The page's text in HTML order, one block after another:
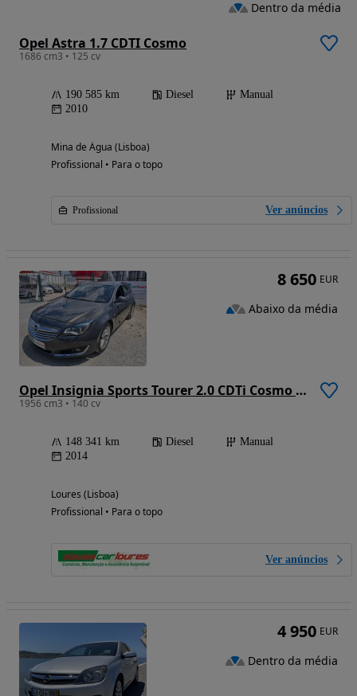
Opel Astra 1.7 CDTI Cosmo
1686 cm3 • 125 cv
190 585 km Diesel
Manual
2010
Mina de Água (Lisboa)
Profissional • Para o topo
Profissional Ver anúncios
Dentro da média
Opel Insignia Sports Tourer 2.0 CDTi Cosmo S/S
1956 cm3 • 140 cv
148 341 km Diesel
Manual
2014
Loures (Lisboa)
Profissional • Para o topo
Ver anúncios
8 650 EUR
Abaixo da média
4 950 EUR
Dentro da média